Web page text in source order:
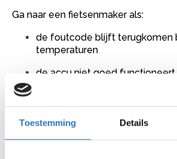
Toestemming Details
Ga naar een fietsenmaker als:
de foutcode blijft terugkomen
temperaturen
de accu niet goed functioneert
de ondersteuning structureel
je het probleem niet direct kunt
Blijft het probleem bestaan, laat